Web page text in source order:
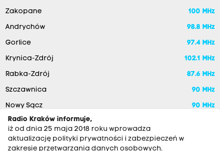
Zakopane 100 MHz
Andrychów 98.8 MHz
Gorlice 97.4 MHz
Krynica-Zdrój 102.1 MHz
Rabka-Zdrój 87.6 MHz
Szczawnica 90 MHz
Nowy Sącz
90 MHz
Radio Kraków informuje,
iż od dnia 25 maja 2018 roku wprowadza
aktualizację polityki prywatności i zabezpieczeń w
zakresie przetwarzania danych osobowych.